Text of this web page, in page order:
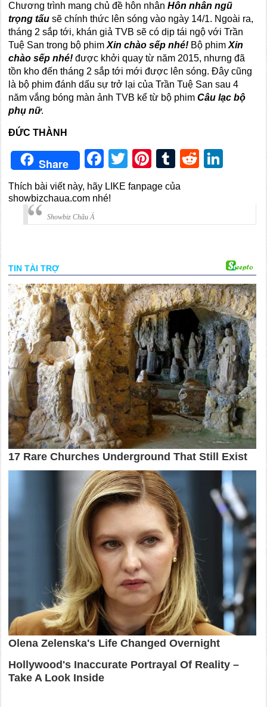
Chương trình mang chủ đề hôn nhânHôn nhân ngũ
trọng tấu sẽ chính thức lên sóng vào ngày 14/1. Ngoài ra,
tháng 2 sắp tới, khán giả TVB sẽ có dịp tái ngộ với Trần
Tuệ San trong bộ phimXin chào sếp nhé! Bộ phimXin
chào sếp nhé! được khởi quay từ năm 2015, nhưng đã
tồn kho đến tháng 2 sắp tới mới được lên sóng. Đây cũng
là bộ phim đánh dấu sự trở lại của Trần Tuệ San sau 4
năm vắng bóng màn ảnh TVB kể từ bộ phimCâu lạc bộ
phụ nữ.
ĐỨC THÀNH
Share Facebook
TwitterPinterest
TumblrReddit
Thích bài viết này, hãy LIKE fanpage của
showbizchaua.com nhé!
Showbiz Châu Á